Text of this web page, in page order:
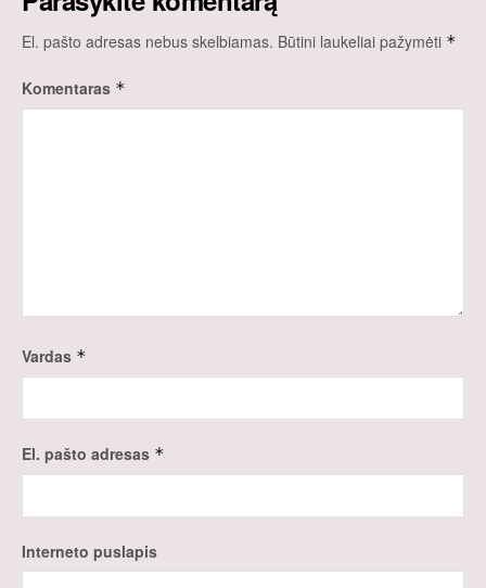
El. pašto adresas nebus skelbiamas. Būtini laukeliai pažymėti *
Komentaras *
Vardas *
El. pašto adresas *
Interneto puslapis